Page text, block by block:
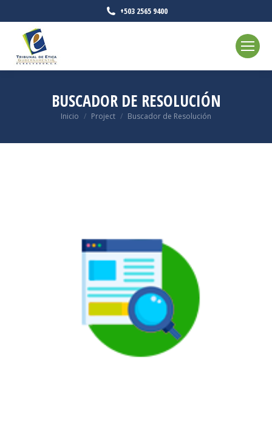
+503 2565 9400
BUSCADOR DE RESOLUCIÓN
Estás aquí:
Inicio Project Buscador de Resolución